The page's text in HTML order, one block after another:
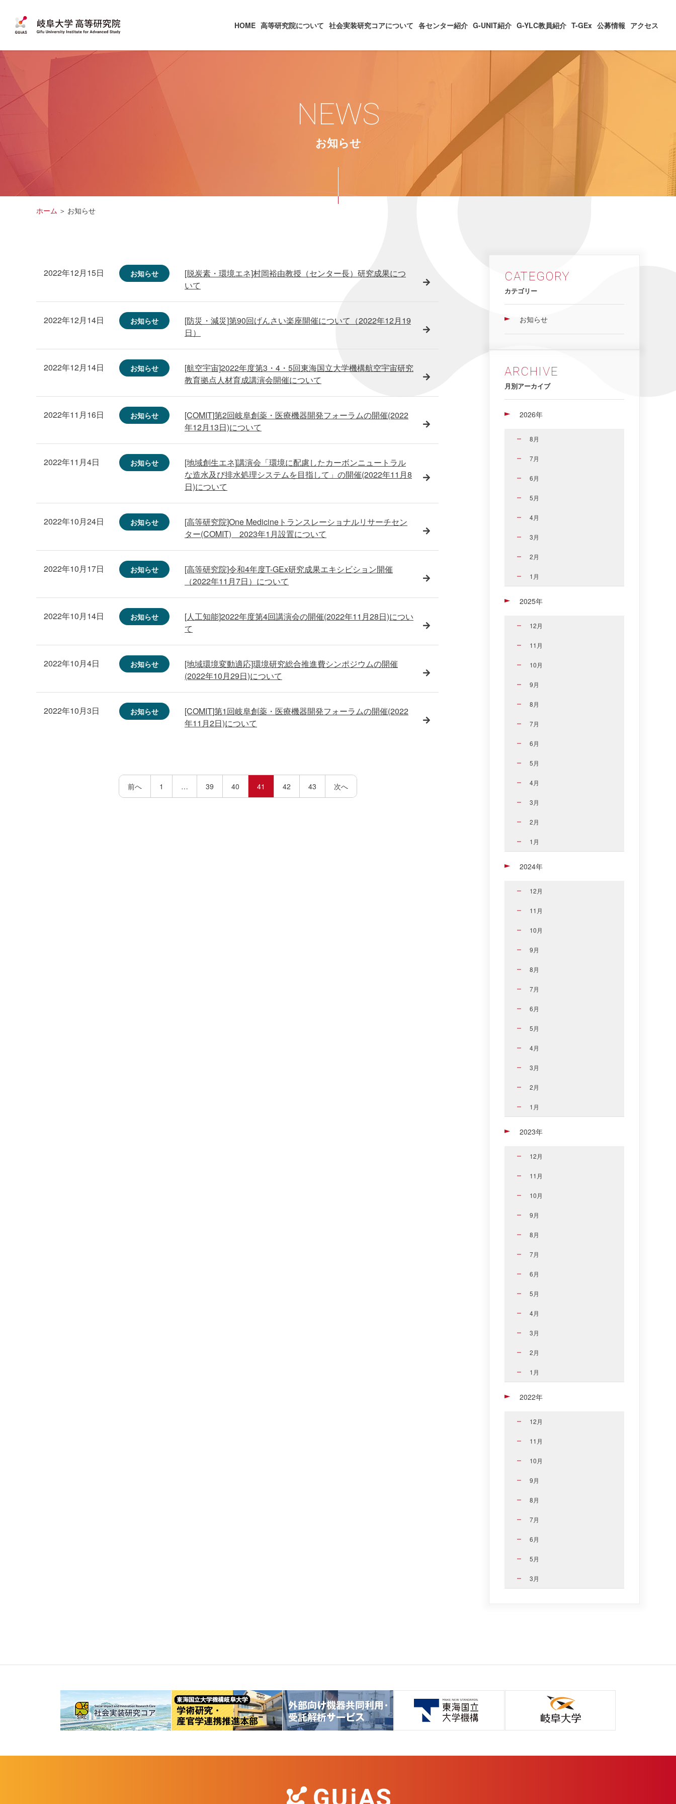
HOME 高等研究院について 社会実装研究コアについて 各センター紹介 G-UNIT紹介 G-YLC教員紹介 T-GEx 公募情報 アクセス
お知らせ
NEWS
ホーム お知らせ
2022年12月15日 お知らせ
[脱炭素・環境エネ]村岡裕由教授（センター長）研究成果につ
いて
2022年12月14日 お知らせ
[防災・減災]第90回げんさい楽座開催について（2022年12月19
日）
2022年12月14日 お知らせ
[航空宇宙]2022年度第3・4・5回東海国立大学機構航空宇宙研究
教育拠点人材育成講演会開催について
2022年11月16日 お知らせ
[COMIT]第2回岐阜創薬・医療機器開発フォーラムの開催(2022
年12月13日)について
2022年11月4日 お知らせ
[地域創生エネ]講演会「環境に配慮したカーボンニュートラル
な造水及び排水処理システムを目指して」の開催(2022年11月8
日)について
2022年10月24日 お知らせ
[高等研究院]One Medicineトランスレーショナルリサーチセン
ター(COMIT) 2023年1月設置について
2022年10月17日 お知らせ
[高等研究院]令和4年度T-GEx研究成果エキシビション開催
（2022年11月7日）について
2022年10月14日 お知らせ
[人工知能]2022年度第4回講演会の開催(2022年11月28日)につい
て
2022年10月4日 お知らせ
[地域環境変動適応]環境研究総合推進費シンポジウムの開催
(2022年10月29日)について
2022年10月3日 お知らせ
[COMIT]第1回岐阜創薬・医療機器開発フォーラムの開催(2022
年11月2日)について
前へ 1 … 39 40 41 42 43 次へ
CATEGORY
カテゴリー
お知らせ
ARCHIVE
月別アーカイブ
2026年
8月
7月
6月
5月
4月
3月
2月
1月
2025年
12月
11月
10月
9月
8月
7月
6月
5月
4月
3月
2月
1月
2024年
12月
11月
10月
9月
8月
7月
6月
5月
4月
3月
2月
1月
2023年
12月
11月
10月
9月
8月
7月
6月
5月
4月
3月
2月
1月
2022年
12月
11月
10月
9月
8月
7月
6月
5月
3月